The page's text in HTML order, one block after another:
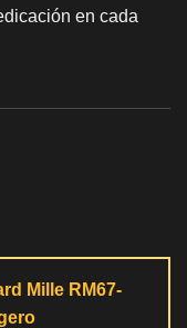
en cada
Mille RM67-